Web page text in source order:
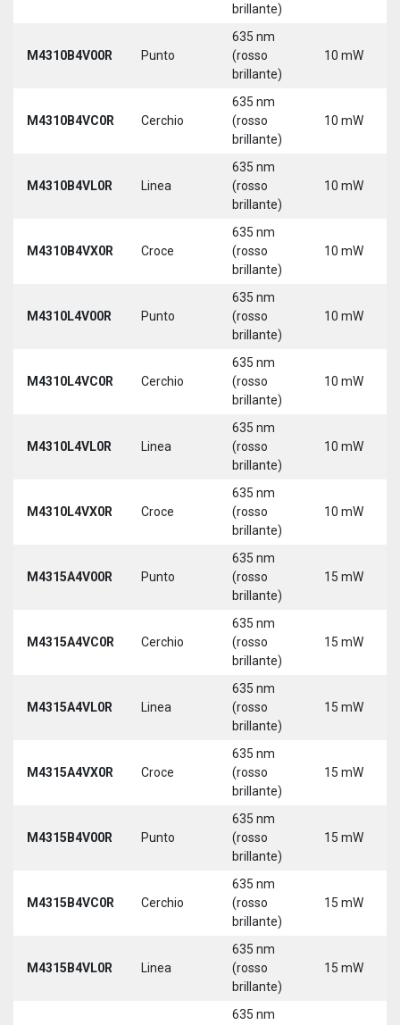
brillante)
M4310B4V00R Punto
635 nm
(rosso
brillante)
10 mW
M4310B4VC0R Cerchio
635 nm
(rosso
brillante)
10 mW
M4310B4VL0R Linea
635 nm
(rosso
brillante)
10 mW
M4310B4VX0R Croce
635 nm
(rosso
brillante)
10 mW
M4310L4V00R Punto
635 nm
(rosso
brillante)
10 mW
M4310L4VC0R Cerchio
635 nm
(rosso
brillante)
10 mW
M4310L4VL0R Linea
635 nm
(rosso
brillante)
10 mW
M4310L4VX0R Croce
635 nm
(rosso
brillante)
10 mW
M4315A4V00R Punto
635 nm
(rosso
brillante)
15 mW
M4315A4VC0R Cerchio
635 nm
(rosso
brillante)
15 mW
M4315A4VL0R Linea
635 nm
(rosso
brillante)
15 mW
M4315A4VX0R Croce
635 nm
(rosso
brillante)
15 mW
M4315B4V00R Punto
635 nm
(rosso
brillante)
15 mW
M4315B4VC0R Cerchio
635 nm
(rosso
brillante)
15 mW
M4315B4VL0R Linea
635 nm
(rosso
brillante)
15 mW
635 nm